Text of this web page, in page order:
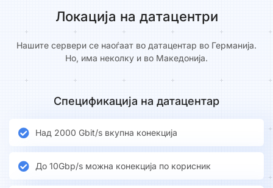
Локација на датацентри
Нашите сервери се наоѓаат во датацентар во Германија.
Но, има неколку и во Македонија.
Спецификација на датацентар
Над 2000 Gbit/s вкупна конекција
До 10Gbp/s можна конекција по корисник